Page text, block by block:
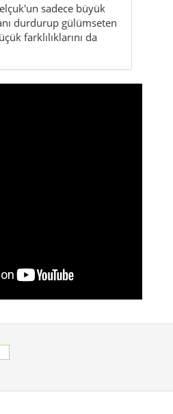
sadece büyük
durdurup gülümseten
farklılıklarını da